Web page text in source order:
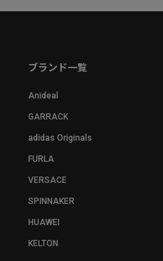
ブランド一覧
Anideal
GARRACK
adidas Originals
FURLA
VERSACE
SPINNAKER
HUAWEI
KELTON